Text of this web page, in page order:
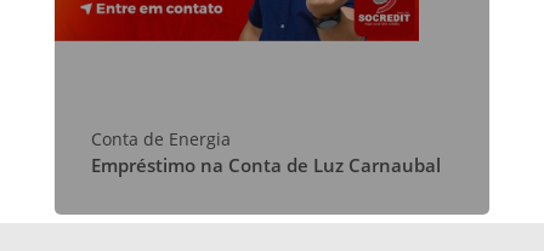
Conta de Energia
Empréstimo na Conta de Luz Carnaubal